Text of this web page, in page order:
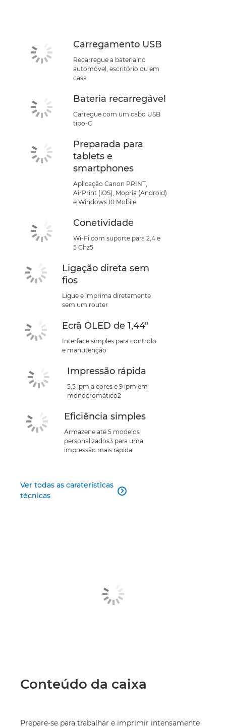
Carregamento USB
Recarregue a bateria no
automóvel, escritório ou em
casa
Bateria recarregável
Carregue com um cabo USB
tipo-C
Preparada para
tablets e
smartphones
Aplicação Canon PRINT,
AirPrint (iOS), Mopria (Android)
e Windows 10 Mobile
Conetividade
Wi-Fi com suporte para 2,4 e
5 Ghz5
Ligação direta sem
fios
Ligue e imprima diretamente
sem um router
Ecrã OLED de 1,44"
Interface simples para controlo
e manutenção
Impressão rápida
5,5 ipm a cores e 9 ipm em
monocromático2
Eficiência simples
Armazene até 5 modelos
personalizados3 para uma
impressão mais rápida
Ver todas as caraterísticas
técnicas

Conteúdo da caixa
Prepare-se para trabalhar e imprimir intensamente